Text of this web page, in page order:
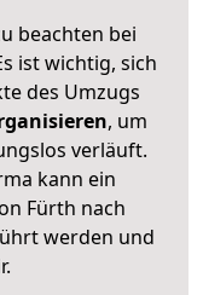
beachten bei
ist wichtig, sich
des Umzugs
, um
verläuft.
kann ein
Fürth nach
werden und